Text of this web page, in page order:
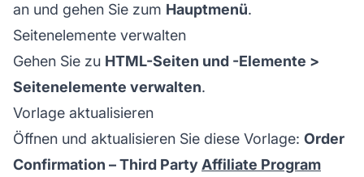
an und gehen Sie zum Hauptmenü.
Seitenelemente verwalten
Gehen Sie zu HTML-Seiten und -Elemente >
Seitenelemente verwalten.
Vorlage aktualisieren
Öffnen und aktualisieren Sie diese Vorlage: Order
Confirmation – Third PartyAffiliate Program